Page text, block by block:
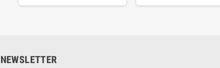
NEWSLETTER